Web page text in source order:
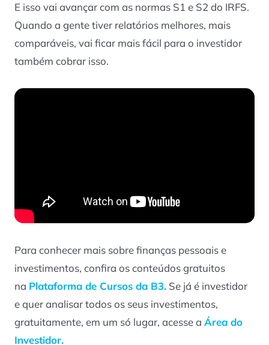
E isso vai avançar com as normas S1 e S2 do IRFS.
Quando a gente tiver relatórios melhores, mais
comparáveis, vai ficar mais fácil para o investidor
também cobrar isso.
Para conhecer mais sobre finanças pessoais e
investimentos, confira os conteúdos gratuitos
na Plataforma de Cursos da B3. Se já é investidor
e quer analisar todos os seus investimentos,
gratuitamente, em um só lugar, acesse a Área do
Investidor.